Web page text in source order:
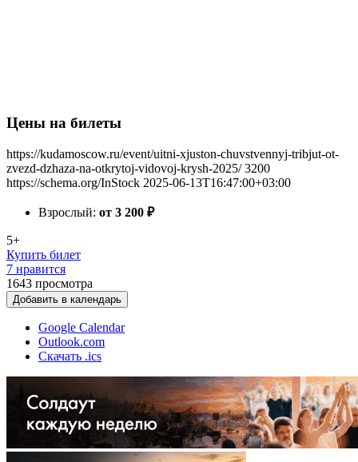
Цены на билеты
https://kudamoscow.ru/event/uitni-xjuston-chuvstvennyj-tribjut-ot-
zvezd-dzhaza-na-otkrytoj-vidovoj-krysh-2025/ 3200
https://schema.org/InStock 2025-06-13T16:47:00+03:00
Взрослый: от 3 200 ₽
5+
Купить билет
7 нравится
1643 просмотра
Добавить в календарь
Google Calendar
Outlook.com
Скачать .ics